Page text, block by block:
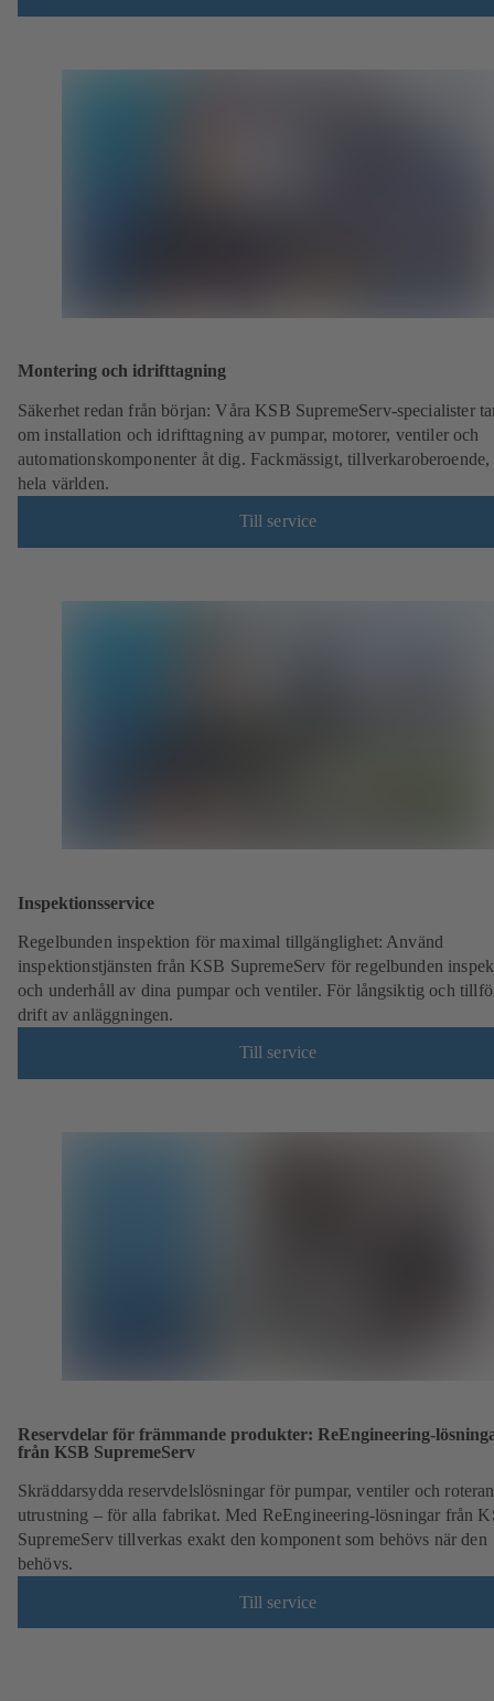
Montering och idrifttagning
Säkerhet redan från början: Våra KSB SupremeServ-specialister
om installation och idrifttagning av pumpar, motorer, ventiler och
automationskomponenter åt dig. Fackmässigt, tillverkaroberoende,
hela världen.
Till service
Inspektionsservice
Regelbunden inspektion för maximal tillgänglighet: Använd
inspektionstjänsten från KSB SupremeServ för regelbunden
och underhåll av dina pumpar och ventiler. För långsiktig och
drift av anläggningen.
Till service
Reservdelar för främmande produkter: ReEngineering-
från KSB SupremeServ
Skräddarsydda reservdelslösningar för pumpar, ventiler och
utrustning – för alla fabrikat. Med ReEngineering-lösningar från
SupremeServ tillverkas exakt den komponent som behövs när den
behövs.
Till service